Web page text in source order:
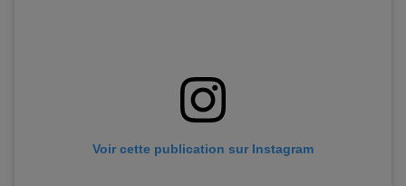
Voir cette publication sur Instagram